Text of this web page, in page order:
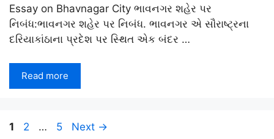
Essay on Bhavnagar City ભાવનગર શહેર પર
નિબંધ:ભાવનગર શહેર પર નિબંધ. ભાવનગર એ સૌરાષ્ટ્રના
દરિયાકાંઠાના પ્રદેશ પર સ્થિત એક બંદર …
Read more
Page
1 Page
2 … Page
5 Next →